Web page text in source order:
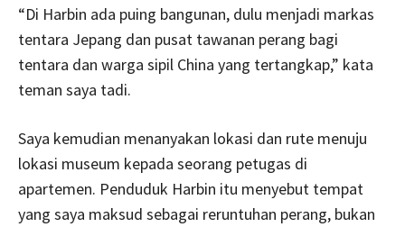
“Di Harbin ada puing bangunan, dulu menjadi markas
tentara Jepang dan pusat tawanan perang bagi
tentara dan warga sipil China yang tertangkap,” kata
teman saya tadi.
Saya kemudian menanyakan lokasi dan rute menuju
lokasi museum kepada seorang petugas di
apartemen. Penduduk Harbin itu menyebut tempat
yang saya maksud sebagai reruntuhan perang, bukan